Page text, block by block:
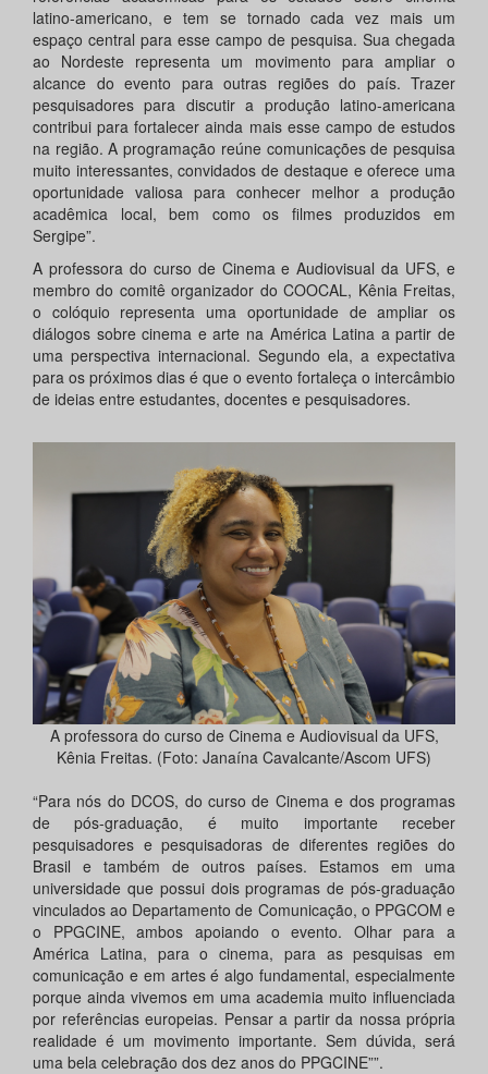
latino-americano, e tem se tornado cada vez mais um
espaço central para esse campo de pesquisa. Sua chegada
ao Nordeste representa um movimento para ampliar o
alcance do evento para outras regiões do país. Trazer
pesquisadores para discutir a produção latino-americana
contribui para fortalecer ainda mais esse campo de estudos
na região. A programação reúne comunicações de pesquisa
muito interessantes, convidados de destaque e oferece uma
oportunidade valiosa para conhecer melhor a produção
acadêmica local, bem como os filmes produzidos em
Sergipe”.
A professora do curso de Cinema e Audiovisual da UFS, e
membro do comitê organizador do COOCAL, Kênia Freitas,
o colóquio representa uma oportunidade de ampliar os
diálogos sobre cinema e arte na América Latina a partir de
uma perspectiva internacional. Segundo ela, a expectativa
para os próximos dias é que o evento fortaleça o intercâmbio
de ideias entre estudantes, docentes e pesquisadores.
A professora do curso de Cinema e Audiovisual da UFS,
Kênia Freitas. (Foto: Janaína Cavalcante/Ascom UFS)
“Para nós do DCOS, do curso de Cinema e dos programas
de pós-graduação, é muito importante receber
pesquisadores e pesquisadoras de diferentes regiões do
Brasil e também de outros países. Estamos em uma
universidade que possui dois programas de pós-graduação
vinculados ao Departamento de Comunicação, o PPGCOM e
o PPGCINE, ambos apoiando o evento. Olhar para a
América Latina, para o cinema, para as pesquisas em
comunicação e em artes é algo fundamental, especialmente
porque ainda vivemos em uma academia muito influenciada
por referências europeias. Pensar a partir da nossa própria
realidade é um movimento importante. Sem dúvida, será
uma bela celebração dos dez anos do PPGCINE””.